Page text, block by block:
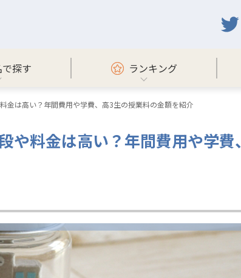
探す ランキング
金は高い？年間費用や学費、高3生の授業料の金額を紹介
や料金は高い？年間費用や学費、